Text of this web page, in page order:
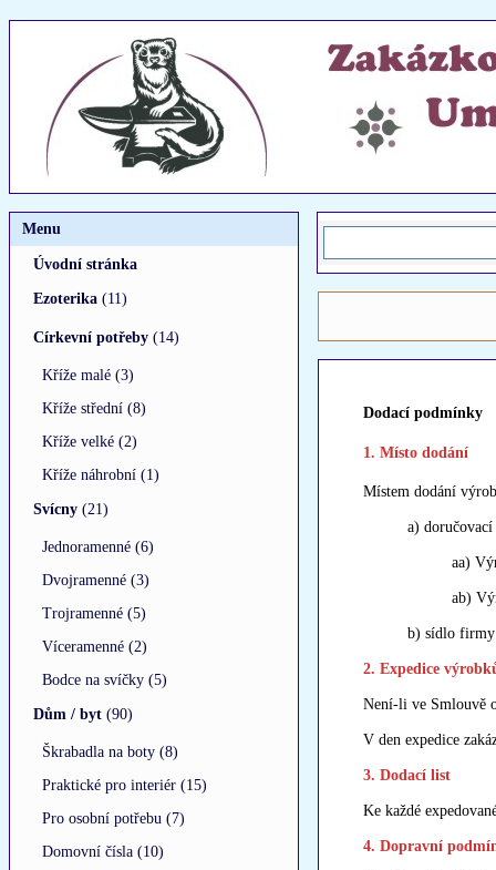
Menu
Úvodní stránka
Ezoterika (11)
Církevní potřeby (14)
Kříže malé (3)
Kříže střední (8)
Kříže velké (2)
Kříže náhrobní (1)
Svícny (21)
Jednoramenné (6)
Dvojramenné (3)
Trojramenné (5)
Víceramenné (2)
Bodce na svíčky (5)
Dům / byt (90)
Škrabadla na boty (8)
Praktické pro interiér (15)
Pro osobní potřebu (7)
Domovní čísla (10)
Dodací podmínky
1. Místo dodání
Místem dodání
a) doručovací
aa)
ab)
b) sídlo
2. Expedice
Není-li ve Smlouvě
V den expedice
3. Dodací list
Ke každé
4. Dopravní